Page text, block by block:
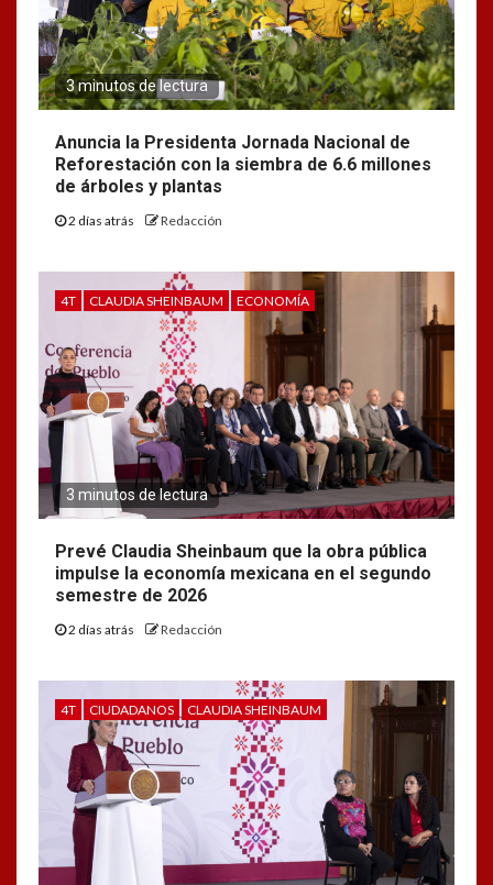
3 minutos de lectura
Anuncia la Presidenta Jornada Nacional de
Reforestación con la siembra de 6.6 millones
de árboles y plantas
2 días atrás Redacción
4T CLAUDIA SHEINBAUM ECONOMÍA
3 minutos de lectura
Prevé Claudia Sheinbaum que la obra pública
impulse la economía mexicana en el segundo
semestre de 2026
2 días atrás Redacción
4T CIUDADANOS CLAUDIA SHEINBAUM